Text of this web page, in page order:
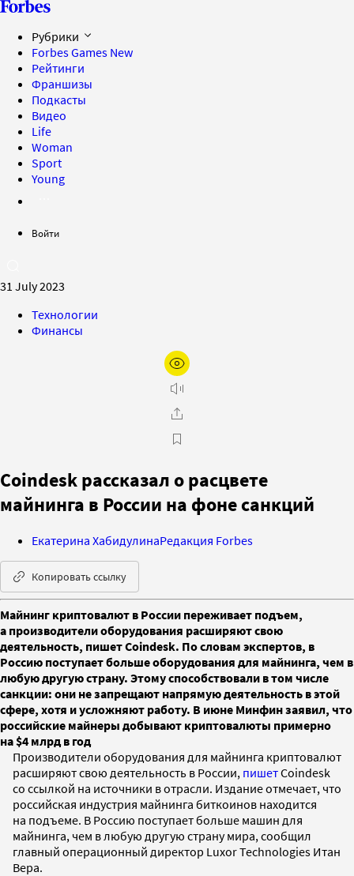
Рубрики
Forbes Games New
Рейтинги
Франшизы
Подкасты
Видео
Life
Woman
Sport
Young
Войти
31 July 2023
Технологии
Финансы
Coindesk рассказал о расцвете
майнинга в России на фоне санкций
Екатерина ХабидулинаРедакция Forbes
Копировать ссылку
Майнинг криптовалют в России переживает подъем,
а производители оборудования расширяют свою
деятельность, пишет Coindesk. По словам экспертов, в
Россию поступает больше оборудования для майнинга, чем в
любую другую страну. Этому способствовали в том числе
санкции: они не запрещают напрямую деятельность в этой
сфере, хотя и усложняют работу. В июне Минфин заявил, что
российские майнеры добывают криптовалюты примерно
на $4 млрд в год
Производители оборудования для майнинга криптовалют
расширяют свою деятельность в России, пишетCoindesk
со ссылкой на источники в отрасли. Издание отмечает, что
российская индустрия майнинга биткоинов находится
на подъеме. В Россию поступает больше машин для
майнинга, чем в любую другую страну мира, сообщил
главный операционный директор Luxor Technologies Итан
Вера.